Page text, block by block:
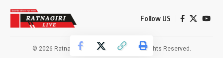
Follow US
© 2026 Ratnagiri Live News Network. All Rights Reserved.